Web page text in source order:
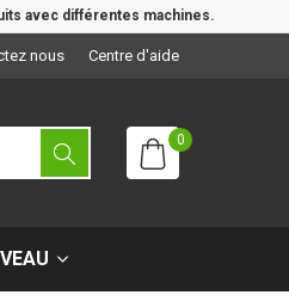
avec différentes machines.
nous Centre d'aide
0